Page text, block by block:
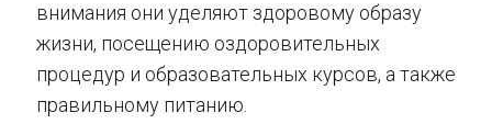
внимания они уделяют здоровому образу
жизни, посещению оздоровительных
процедур и образовательных курсов, а также
правильному питанию.